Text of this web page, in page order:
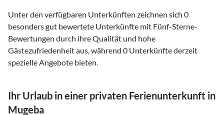
Unter den verfügbaren Unterkünften zeichnen sich 0
besonders gut bewertete Unterkünfte mit Fünf-Sterne-
Bewertungen durch ihre Qualität und hohe
Gästezufriedenheit aus, während 0 Unterkünfte derzeit
spezielle Angebote bieten.
Ihr Urlaub in einer privaten Ferienunterkunft in
Mugeba